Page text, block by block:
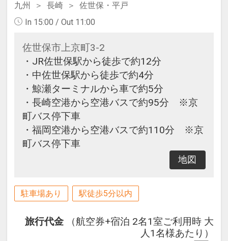
九州 長崎
佐世保・平戸
In 15:00 / Out 11:00
佐世保市上京町3-2
・JR佐世保駅から徒歩で約12分
・中佐世保駅から徒歩で約4分
・鯨瀬ターミナルから車で約5分
・長崎空港から空港バスで約95分 ※京
町バス停下車
・福岡空港から空港バスで約110分 ※京
町バス停下車
地図
駐車場あり 駅徒歩5分以内
旅行代金
（航空券+宿泊 2名1室ご利用時 大
人1名様あたり）